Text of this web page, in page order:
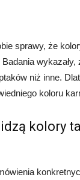
sprawy, że
niż inne.
koloru
kolory